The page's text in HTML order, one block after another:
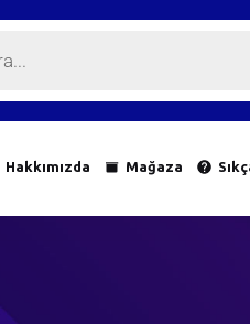
Hakkımızda Mağaza